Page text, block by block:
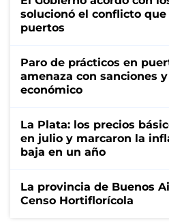
solucionó el conflicto que
puertos
Paro de prácticos en
amenaza con sanciones
económico
La Plata: los precios
en julio y marcaron la
baja en un año
La provincia de Buenos
Censo Hortiflorícola